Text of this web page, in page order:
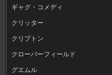
ギャグ・コメディ
クリッター
クリプトン
クローバーフィールド
グエムル